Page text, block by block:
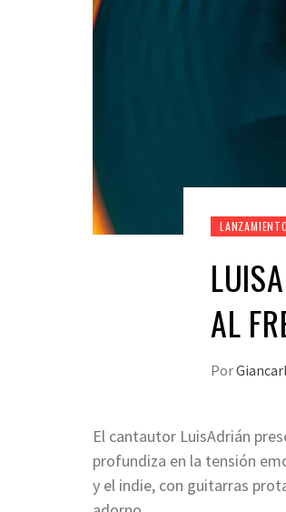
AL
Por
El cantautor LuisAdrián
profundiza en la tensión
y el indie, con guitarras